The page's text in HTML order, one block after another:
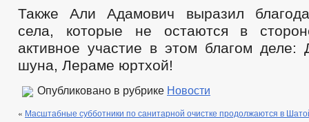
Также Али Адамович выразил
села, которые не остаются в
активное участие в этом благом деле:
шуна, Лераме юртхой!
Опубликовано в рубрике Новости
« Масштабные субботники по санитарной очистке продолжаются в